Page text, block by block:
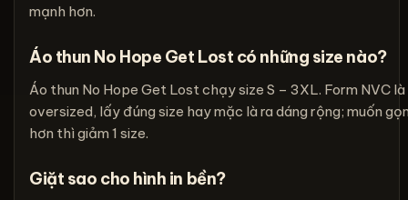
mạnh hơn.
Áo thun No Hope Get Lost có những size nào?
Áo thun No Hope Get Lost chạy size S – 3XL. Form NVC là
oversized, lấy đúng size hay mặc là ra dáng rộng; muốn
hơn thì giảm 1 size.
Giặt sao cho hình in bền?